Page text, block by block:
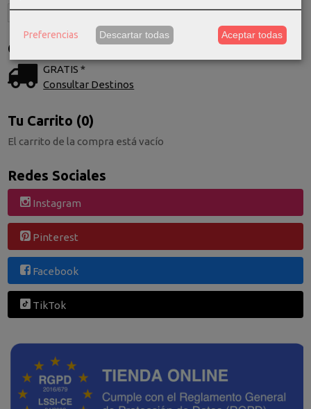
Costes de Envío
GRATIS *
Consultar Destinos
Tu Carrito (0)
El carrito de la compra está vacío
Redes Sociales
Instagram
Pinterest
Facebook
TikTok
Preferencias Descartar todas Aceptar todas